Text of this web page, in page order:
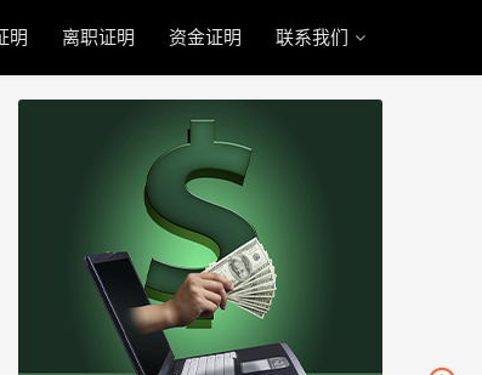
明 离职证明 资金证明 联系我们